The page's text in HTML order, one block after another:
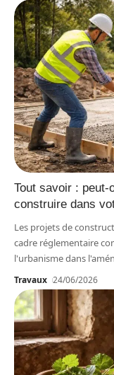
Tout savoir : peut-
construire dans
Les projets de
cadre réglementaire
l'urbanisme dans
Travaux 24/06/2026